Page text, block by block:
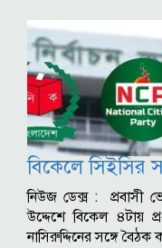
বিকেলে সিইসির
নিউজ ডেক্স : প্রবাসী
উদ্দেশে বিকেল ৪টায়
নাসিরুদ্দিনের সঙ্গে